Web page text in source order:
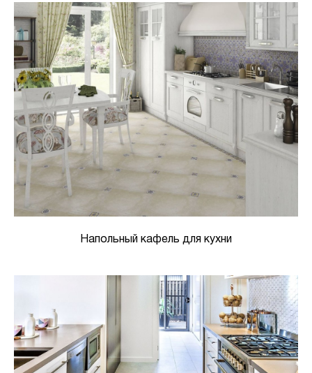
Напольный кафель для кухни